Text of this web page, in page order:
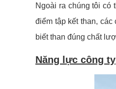
Ngoài ra chúng tôi có
điểm tập kết than,
biết than đúng chất
Năng lực công ty